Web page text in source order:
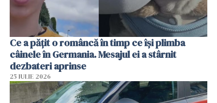
Ce a pățit o româncă în timp ce își plimba
câinele în Germania. Mesajul ei a stârnit
dezbateri aprinse
25 IULIE 2026